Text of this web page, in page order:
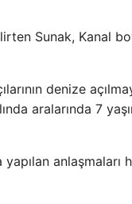
Sunak, Kanal
denize
aralarında 7
anlaşmaları